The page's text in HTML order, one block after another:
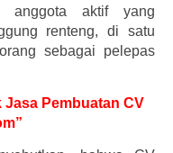
aktif yang
renteng, di satu
sebagai pelepas
Pembuatan CV